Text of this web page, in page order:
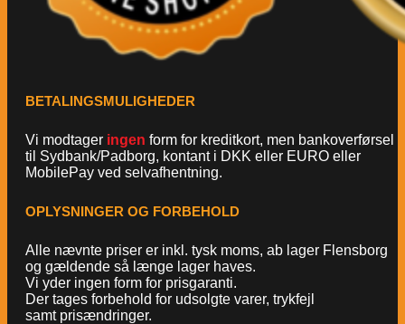
BETALINGSMULIGHEDER
Vi modtager ingen form for kreditkort, men bankoverførsel
til Sydbank/Padborg, kontant i DKK eller EURO eller
MobilePay ved selvafhentning.
OPLYSNINGER OG FORBEHOLD
Alle nævnte priser er inkl. tysk moms, ab lager Flensborg
og gældende så længe lager haves.
Vi yder ingen form for prisgaranti.
Der tages forbehold for udsolgte varer, trykfejl
samt prisændringer.